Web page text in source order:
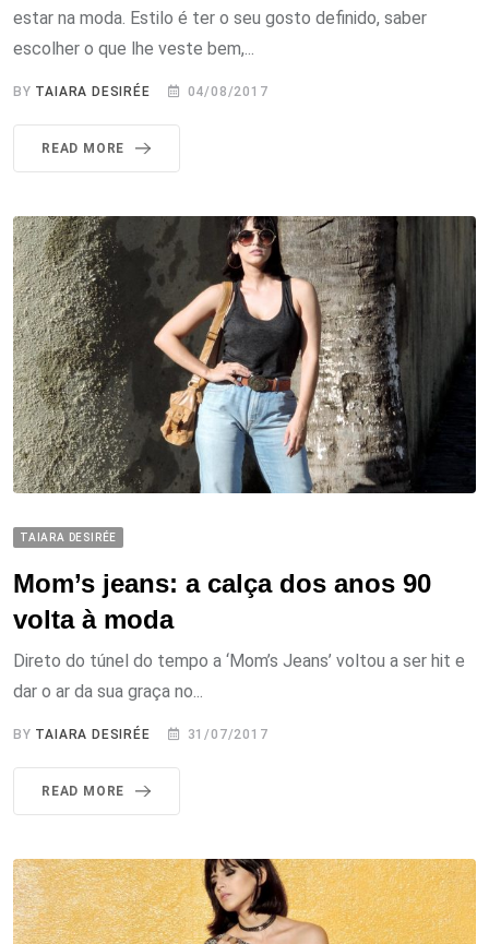
estar na moda. Estilo é ter o seu gosto definido, saber
escolher o que lhe veste bem,...
BY TAIARA DESIRÉE 04/08/2017
READ MORE
TAIARA DESIRÉE
Mom’s jeans: a calça dos anos 90
volta à moda
Direto do túnel do tempo a ‘Mom’s Jeans’ voltou a ser hit e
dar o ar da sua graça no...
BY TAIARA DESIRÉE 31/07/2017
READ MORE